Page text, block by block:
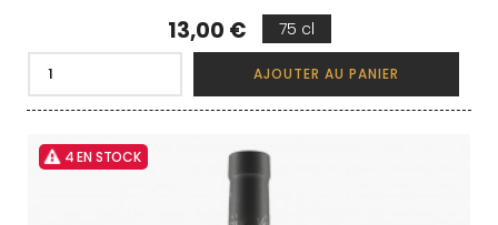
Prix
13,00 € 75 cl
AJOUTER AU PANIER
4 EN STOCK